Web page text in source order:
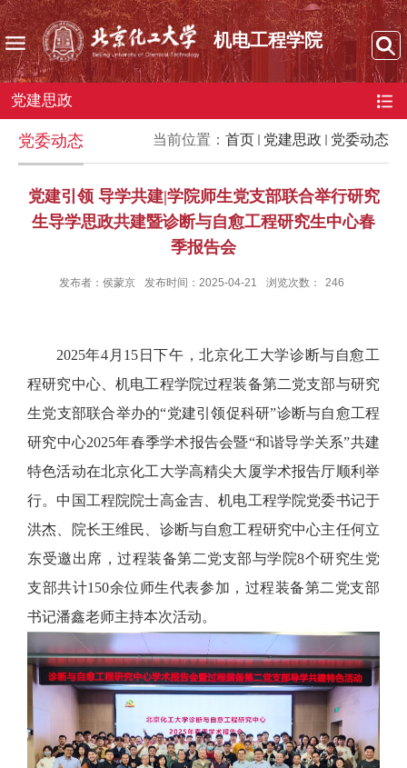
机电工程学院
党建思政
当前位置： 首页 党建思政 党委动态
党委动态
党建引领 导学共建|学院师生党支部联合举行研究
生导学思政共建暨诊断与自愈工程研究生中心春
季报告会
发布者：侯蒙京 发布时间：2025-04-21 浏览次数： 246
2025年4月 15 日下午，北京化工大学诊断与自愈工
程研究中心、机电工程学院过程装备第二党支部与研究
生党支部联合举办的“党建引领促科研”诊断与自愈工程
研究中心2025年春季学术报告会暨“和谐导学关系”共建
特色活动在北京化工大学高精尖大厦学术报告厅顺利举
行。中国工程院院士高金吉、机电工程学院党委书记于
洪杰、院长王维民、诊断与自愈工程研究中心主任何立
东受邀出席，过程装备第二党支部与学院8个研究生党
支部共计150余位师生代表参加，过程装备第二党支部
书记潘鑫老师主持本次活动。